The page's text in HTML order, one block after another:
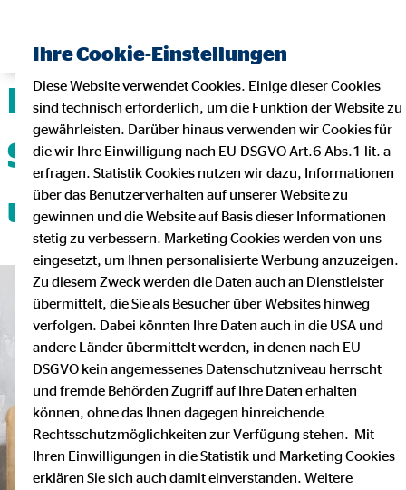
Deine Karriere mit
Sicherheit, Flexibilität
und Teamgeist!
Ihre Cookie-Einstellungen
Diese Website verwendet Cookies. Einige dieser Cookies
sind technisch erforderlich, um die Funktion der Website zu
gewährleisten. Darüber hinaus verwenden wir Cookies für
die wir Ihre Einwilligung nach EU-DSGVO Art.6 Abs.1 lit. a
erfragen. Statistik Cookies nutzen wir dazu, Informationen
über das Benutzerverhalten auf unserer Website zu
gewinnen und die Website auf Basis dieser Informationen
stetig zu verbessern. Marketing Cookies werden von uns
eingesetzt, um Ihnen personalisierte Werbung anzuzeigen.
Zu diesem Zweck werden die Daten auch an Dienstleister
übermittelt, die Sie als Besucher über Websites hinweg
verfolgen. Dabei könnten Ihre Daten auch in die USA und
andere Länder übermittelt werden, in denen nach EU-
DSGVO kein angemessenes Datenschutzniveau herrscht
und fremde Behörden Zugriff auf Ihre Daten erhalten
können, ohne das Ihnen dagegen hinreichende
Rechtsschutzmöglichkeiten zur Verfügung stehen. Mit
Ihren Einwilligungen in die Statistik und Marketing Cookies
erklären Sie sich auch damit einverstanden. Weitere